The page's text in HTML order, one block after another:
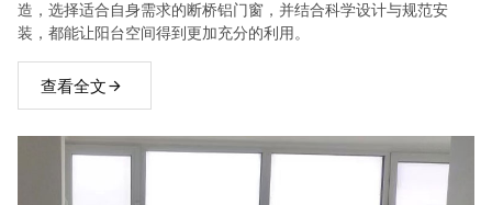
造，选择适合自身需求的断桥铝门窗，并结合科学设计与规范安
装，都能让阳台空间得到更加充分的利用。
查看全文